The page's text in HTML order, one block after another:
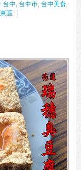
台中, 台中市, 台中美食,
區